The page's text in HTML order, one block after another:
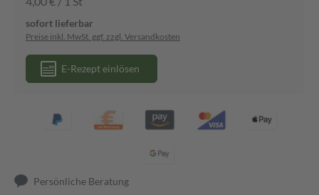
sofort lieferbar
Preise inkl. MwSt. ggf. zzgl. Versandkosten
E-Rezept einlösen
Persönliche Beratung